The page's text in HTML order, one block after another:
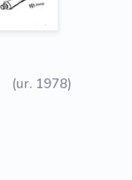
(ur. 1978)